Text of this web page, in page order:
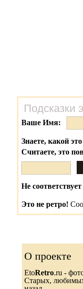
Подсказки
Ваше Имя:
Знаете, какой это
Считаете, это
Не
Это не ретро!
О проекте
EtoRetro.ru -
Старых,